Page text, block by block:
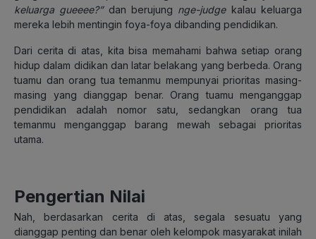
keluarga gueeee?” dan berujung nge-judgekalau keluarga
mereka lebih mentingin foya-foya dibanding pendidikan.
Dari cerita di atas, kita bisa memahami bahwa setiap orang
hidup dalam didikan dan latar belakang yang berbeda. Orang
tuamu dan orang tua temanmu mempunyai prioritas masing-
masing yang dianggap benar. Orang tuamu menganggap
pendidikan adalah nomor satu, sedangkan orang tua
temanmu menganggap barang mewah sebagai prioritas
utama.
Pengertian Nilai
Nah, berdasarkan cerita di atas, segala sesuatu yang
dianggap penting dan benar oleh kelompok masyarakat inilah